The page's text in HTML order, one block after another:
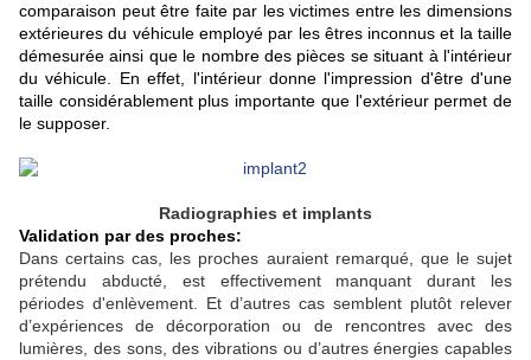
comparaison peut être faite par les victimes entre les dimensions
extérieures du véhicule employé par les êtres inconnus et la taille
démesurée ainsi que le nombre des pièces se situant à l'intérieur
du véhicule.
En effet, l'intérieur donne l'impression d'être d'une
taille considérablement plus importante que l'extérieur permet de
le supposer.
Radiographies et implants
Validation par des proches:
Dans certains cas, les proches auraient remarqué, que le sujet
prétendu abducté, est effectivement manquant durant les
périodes d'enlèvement. Et d’autres cas semblent plutôt relever
d’expériences de décorporation ou de rencontres avec des
lumières, des sons, des vibrations ou d’autres énergies capables